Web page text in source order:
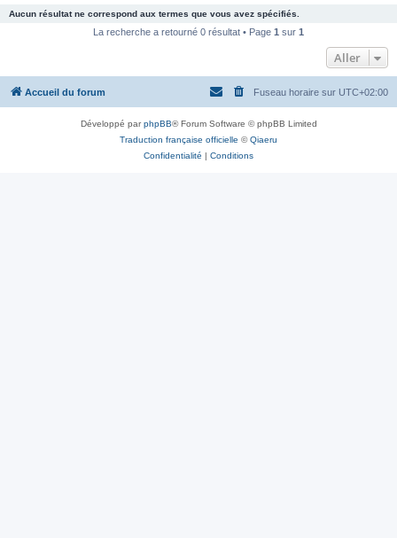
c
e
Aucun résultat ne correspond aux termes que vous avez spécifiés.
La recherche a retourné 0 résultat • Page 1 sur 1
Aller
Accueil du forum Fuseau horaire sur UTC+02:00
Développé parphpBB® Forum Software © phpBB Limited
Traduction française officielle ©Qiaeru
Confidentialité | Conditions